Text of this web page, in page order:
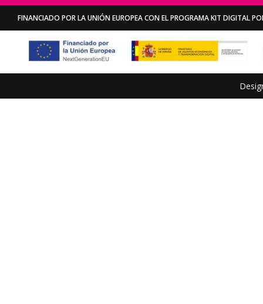
FINANCIADO POR LA UNIÓN EUROPEA CON EL PROGRAMA KIT DIGITAL